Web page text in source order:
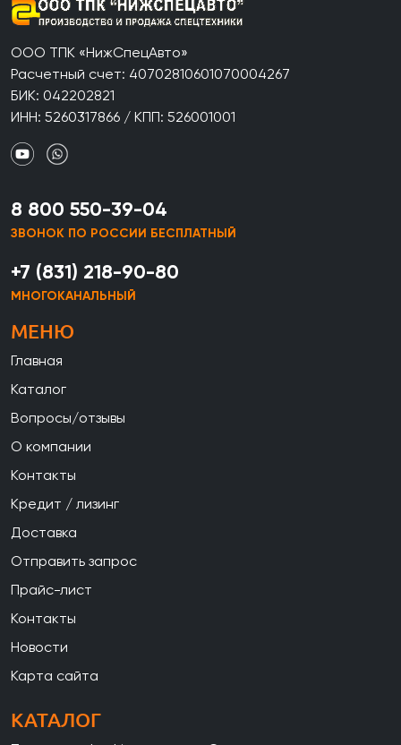
ООО ТПК «НижСпецАвто»
Расчетный счет: 40702810601070004267
БИК: 042202821
ИНН: 5260317866 / КПП: 526001001
8 800 550-39-04
ЗВОНОК ПО РОССИИ БЕСПЛАТНЫЙ
+7 (831) 218-90-80
МНОГОКАНАЛЬНЫЙ
МЕНЮ
Главная
Каталог
Вопросы/отзывы
О компании
Контакты
Кредит / лизинг
Доставка
Отправить запрос
Прайс-лист
Контакты
Новости
Карта сайта
КАТАЛОГ